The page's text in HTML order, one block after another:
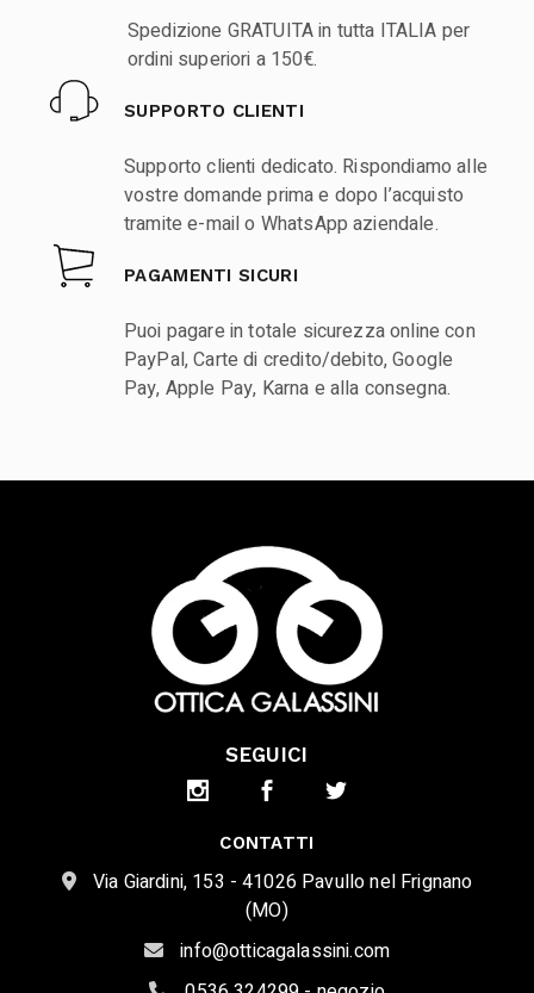
Spedizione GRATUITA in tutta ITALIA per
ordini superiori a 150€.
SUPPORTO CLIENTI
Supporto clienti dedicato. Rispondiamo alle
vostre domande prima e dopo l’acquisto
tramite e-mail o WhatsApp aziendale.
PAGAMENTI SICURI
Puoi pagare in totale sicurezza online con
PayPal, Carte di credito/debito, Google
Pay, Apple Pay, Karna e alla consegna.
SEGUICI
CONTATTI
Via Giardini, 153 - 41026 Pavullo nel Frignano
(MO)
info@otticagalassini.com